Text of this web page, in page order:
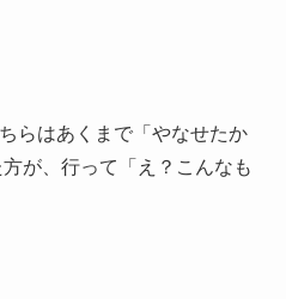
らはあくまで「やなせたか
が、行って「え？こんなも